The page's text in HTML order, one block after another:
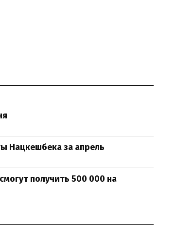
Нацкешбека за апрель
получить 500 000 на